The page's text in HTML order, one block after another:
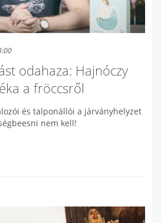
odahaza: Hajnóczy
a fröccsről
és talponállói a járványhelyzet
nem kell!